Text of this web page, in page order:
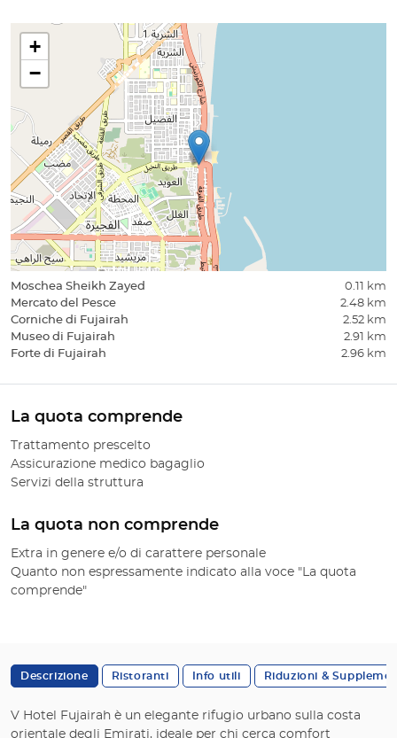
+
−
Moschea Sheikh Zayed
0.11 km
Mercato del Pesce
2.48 km
Corniche di Fujairah
2.52 km
Museo di Fujairah
2.91 km
Forte di Fujairah
2.96 km
La quota comprende
Trattamento prescelto
Assicurazione medico bagaglio
Servizi della struttura
La quota non comprende
Extra in genere e/o di carattere personale
Quanto non espressamente indicato alla voce "La quota
comprende"
Descrizione Ristoranti Info utili Riduzioni &
V Hotel Fujairah è un elegante rifugio urbano sulla costa
orientale degli Emirati, ideale per chi cerca comfort